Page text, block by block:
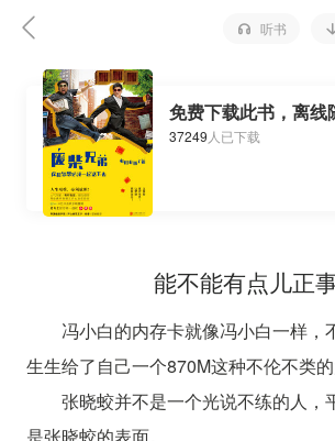
听书
免费下载此书，离线
37249 人已下载
能不能有点儿正
冯小白的内存卡就像冯小白一样，
生生给了自己一个870M这种不伦不类的
张晓蛟并不是一个光说不练的人，